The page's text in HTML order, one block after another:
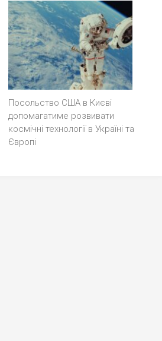
Посольство США в Києві
допомагатиме розвивати
космічні технології в Україні та
Європі